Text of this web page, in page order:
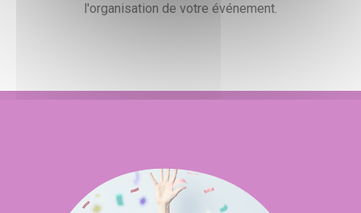
l'organisation de votre événement.